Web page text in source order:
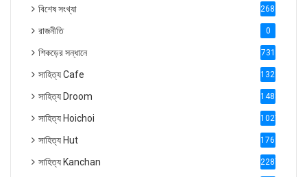
বিশেষ সংখ্যা 2686
রাজনীতি 0
শিকড়ের সন্ধানে 731
সাহিত্য Cafe 1321
সাহিত্য Droom 1488
সাহিত্য Hoichoi 1027
সাহিত্য Hut 1769
সাহিত্য Kanchan 2287